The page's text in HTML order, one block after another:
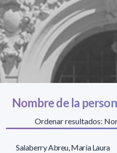
Nombre de la
Ordenar resultados:
Salaberry Abreu, María Laura